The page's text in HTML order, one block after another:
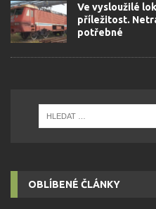
Ve vysloužilé
příležitost.
potřebné
OBLÍBENÉ ČLÁNKY